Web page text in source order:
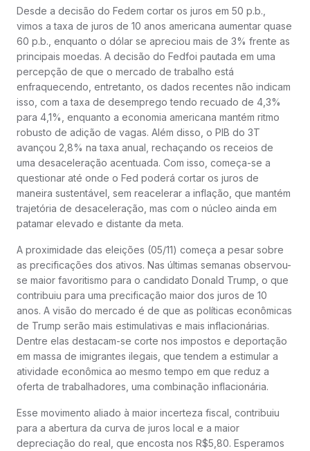
Desde a decisão do Fedem cortar os juros em 50 p.b.,
vimos a taxa de juros de 10 anos americana aumentar quase
60 p.b., enquanto o dólar se apreciou mais de 3% frente as
principais moedas. A decisão do Fedfoi pautada em uma
percepção de que o mercado de trabalho está
enfraquecendo, entretanto, os dados recentes não indicam
isso, com a taxa de desemprego tendo recuado de 4,3%
para 4,1%, enquanto a economia americana mantém ritmo
robusto de adição de vagas. Além disso, o PIB do 3T
avançou 2,8% na taxa anual, rechaçando os receios de
uma desaceleração acentuada. Com isso, começa-se a
questionar até onde o Fed poderá cortar os juros de
maneira sustentável, sem reacelerar a inflação, que mantém
trajetória de desaceleração, mas com o núcleo ainda em
patamar elevado e distante da meta.
A proximidade das eleições (05/11) começa a pesar sobre
as precificações dos ativos. Nas últimas semanas observou-
se maior favoritismo para o candidato Donald Trump, o que
contribuiu para uma precificação maior dos juros de 10
anos. A visão do mercado é de que as políticas econômicas
de Trump serão mais estimulativas e mais inflacionárias.
Dentre elas destacam-se corte nos impostos e deportação
em massa de imigrantes ilegais, que tendem a estimular a
atividade econômica ao mesmo tempo em que reduz a
oferta de trabalhadores, uma combinação inflacionária.
Esse movimento aliado à maior incerteza fiscal, contribuiu
para a abertura da curva de juros local e a maior
depreciação do real, que encosta nos R$5,80. Esperamos